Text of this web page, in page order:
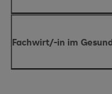
sich Ihre
Physiotherapeut/-in
reduzieren sich Ihre
Fachwirt/-in im